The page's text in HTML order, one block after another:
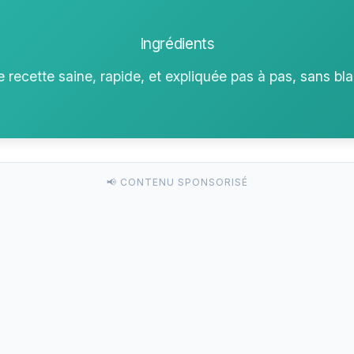
Ingrédients
recette saine, rapide, et expliquée pas à pas, sans
📢 CONTENU SPONSORISÉ